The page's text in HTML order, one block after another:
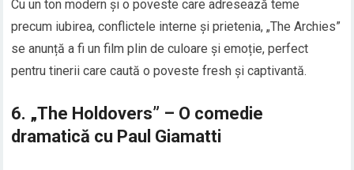
Cu un ton modern și o poveste care adresează teme
precum iubirea, conflictele interne și prietenia, „The Archies”
se anunță a fi un film plin de culoare și emoție, perfect
pentru tinerii care caută o poveste fresh și captivantă.
6. „The Holdovers” – O comedie
dramatică cu Paul Giamatti